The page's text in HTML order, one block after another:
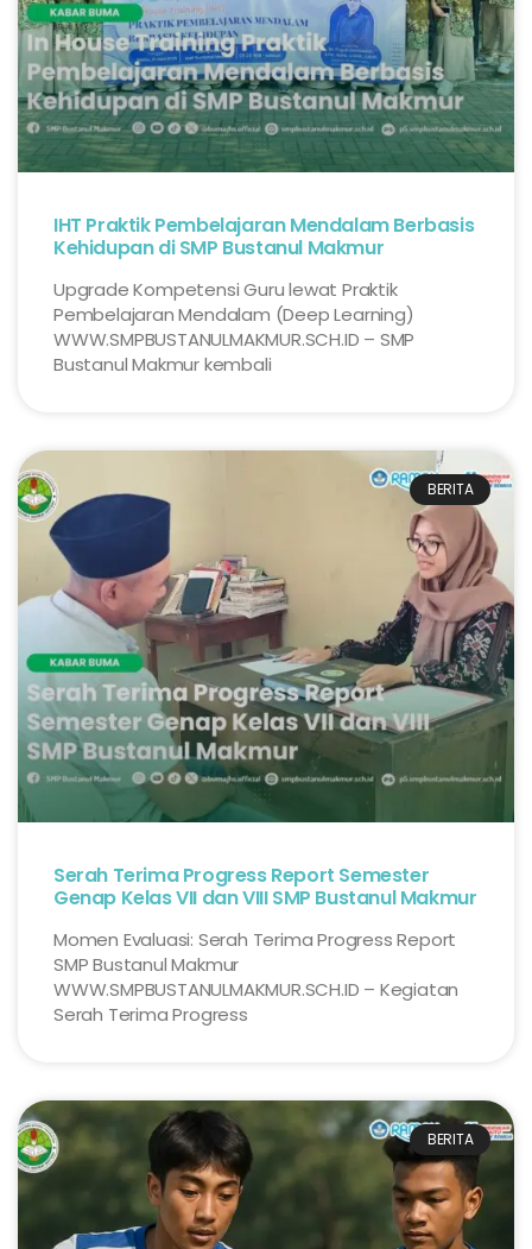
IHT Praktik Pembelajaran Mendalam Berbasis
Kehidupan di SMP Bustanul Makmur
Upgrade Kompetensi Guru lewat Praktik
Pembelajaran Mendalam (Deep Learning)
WWW.SMPBUSTANULMAKMUR.SCH.ID – SMP
Bustanul Makmur kembali
BERITA
Serah Terima Progress Report Semester
Genap Kelas VII dan VIII SMP Bustanul Makmur
Momen Evaluasi: Serah Terima Progress Report
SMP Bustanul Makmur
WWW.SMPBUSTANULMAKMUR.SCH.ID – Kegiatan
Serah Terima Progress
BERITA